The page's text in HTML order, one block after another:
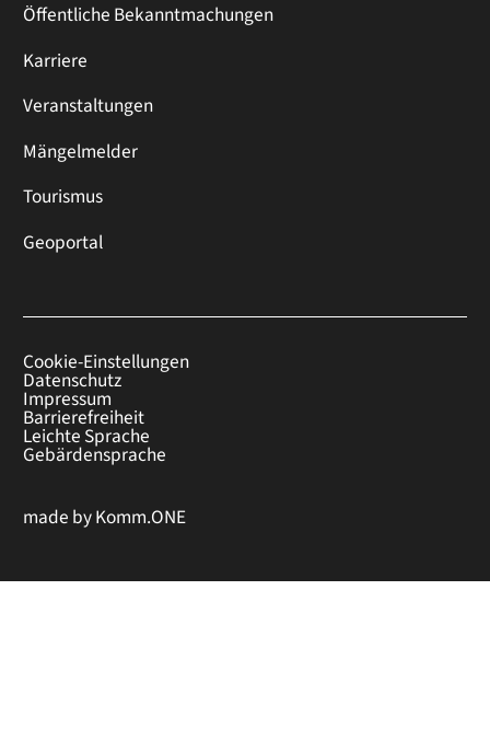
Öffentliche Bekanntmachungen
Karriere
Veranstaltungen
Mängelmelder
Tourismus
Geoportal
Cookie-Einstellungen
Datenschutz
Impressum
Barrierefreiheit
Leichte Sprache
Gebärdensprache
made byKomm.ONE